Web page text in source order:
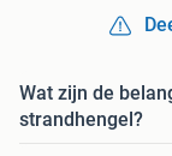
Wat zijn de
strandhengel?